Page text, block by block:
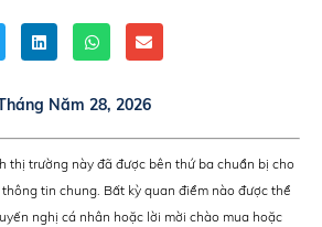
Năm 28, 2026
thị trường này đã được bên thứ ba chuẩn bị cho
tin chung. Bất kỳ quan điểm nào được thể
nghị cá nhân hoặc lời mời chào mua hoặc